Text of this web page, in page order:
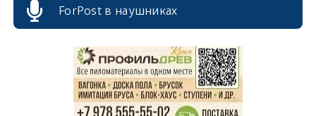
ForPost в наушниках
erid: 2SDnjdPjgYS